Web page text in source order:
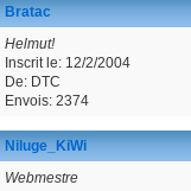
Bratac
Helmut!
Inscrit le: 12/2/2004
De: DTC
Envois: 2374
Niluge_KiWi
Webmestre